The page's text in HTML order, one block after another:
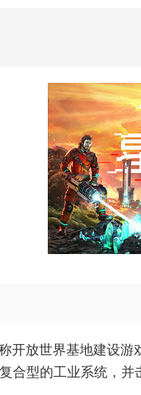
放世界基地建设
合型的工业系统，并